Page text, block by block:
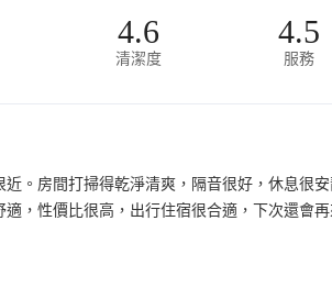
4.6
清潔度
4.5
服務
。房間打掃得乾淨清爽，隔音很好，休息很
，性價比很高，出行住宿很合適，下次還會再